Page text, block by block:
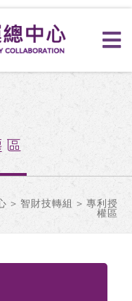
> 智財技轉組 > 專利授
權區